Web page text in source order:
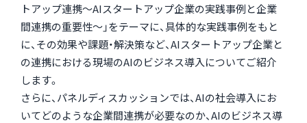
トアップ連携～AIスタートアップ企業の実践事例と企業
間連携の重要性～」をテーマに、具体的な実践事例をもと
に、その効果や課題・解決策など、AIスタートアップ企業と
の連携における現場のAIのビジネス導入についてご紹介
します。
さらに、パネルディスカッションでは、AIの社会導入にお
いてどのような企業間連携が必要なのか、AIのビジネス導